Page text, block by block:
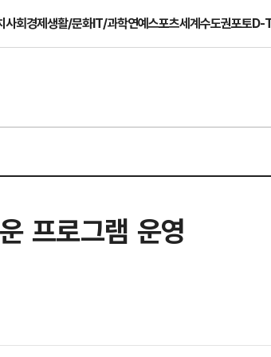
사회경제생활/문화IT/과학연예스포츠세계수도권포토D-
프로그램 운영